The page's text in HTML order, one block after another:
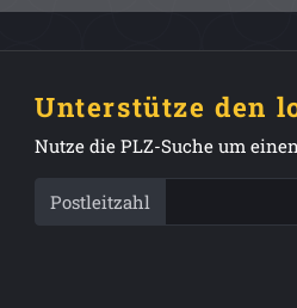
Unterstütze den
Nutze die PLZ-Suche um
Postleitzahl